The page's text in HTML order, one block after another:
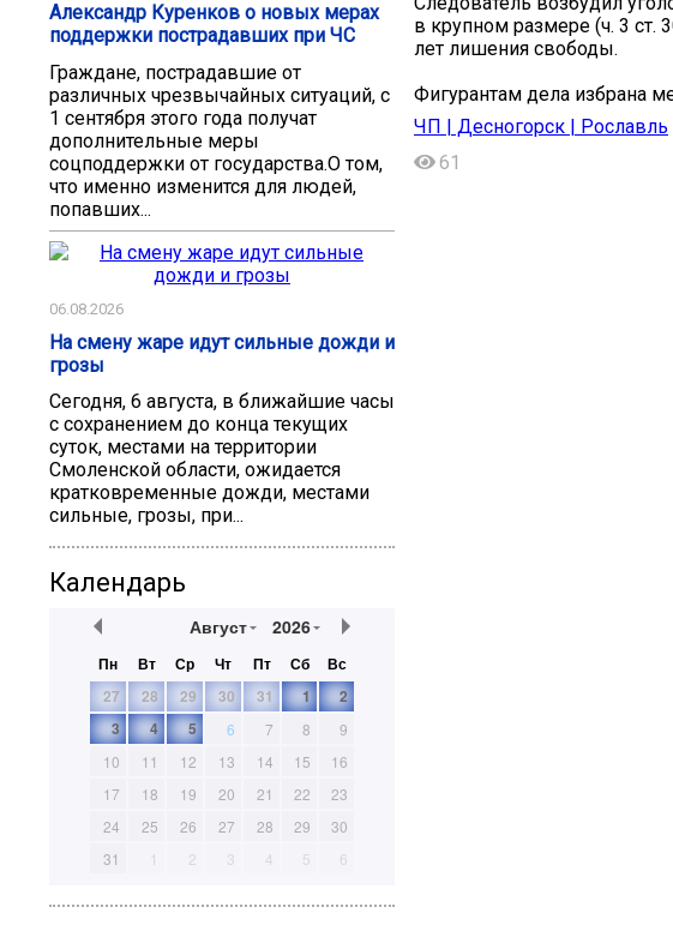
Александр Куренков о новых мерах
поддержки пострадавших при ЧС
Граждане, пострадавшие от
различных чрезвычайных ситуаций, с
1 сентября этого года получат
дополнительные меры
соцподдержки от государства.О том,
что именно изменится для людей,
попавших...
06.08.2026
На смену жаре идут сильные дожди и
грозы
Сегодня, 6 августа, в ближайшие часы
с сохранением до конца текущих
суток, местами на территории
Смоленской области, ожидается
кратковременные дожди, местами
сильные, грозы, при...
Календарь
Август 2026
Пн Вт Ср Чт Пт Сб
Вс
27
28 29 30 31 1
2
3
4 5 6 7 8
9
10
11 12 13 14 15
16
17
18 19 20 21 22
23
24
25 26 27 28 29
30
31
1 2 3 4 5 6
в крупном размере (ч. 3 ст.
лет лишения свободы.
Фигурантам дела избрана
ЧП | Десногорск | Рославль
61